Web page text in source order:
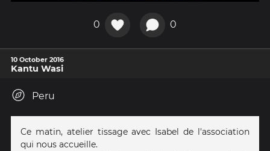
0 0
10 October 2016
Kantu Wasi
Peru
Ce matin, atelier tissage avec Isabel de l'association
qui nous accueille.